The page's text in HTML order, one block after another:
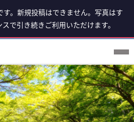
す。新規投稿はできません。写真はす
スで引き続きご利用いただけます。